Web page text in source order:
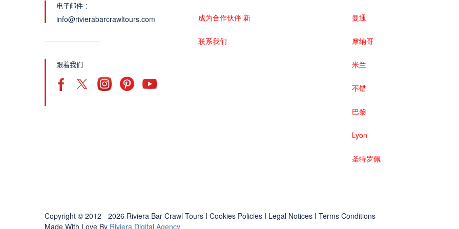
电子邮件 ：
info@rivierabarcrawltours.com
跟着我们
成为合作伙伴 新
联系我们
曼通
摩纳哥
米兰
不错
巴黎
Lyon
圣特罗佩
Copyright © 2012 - 2026 Riviera Bar Crawl Tours I Cookies Policies I Legal Notices I Terms Conditions
Made With Love By Riviera Digital Agency